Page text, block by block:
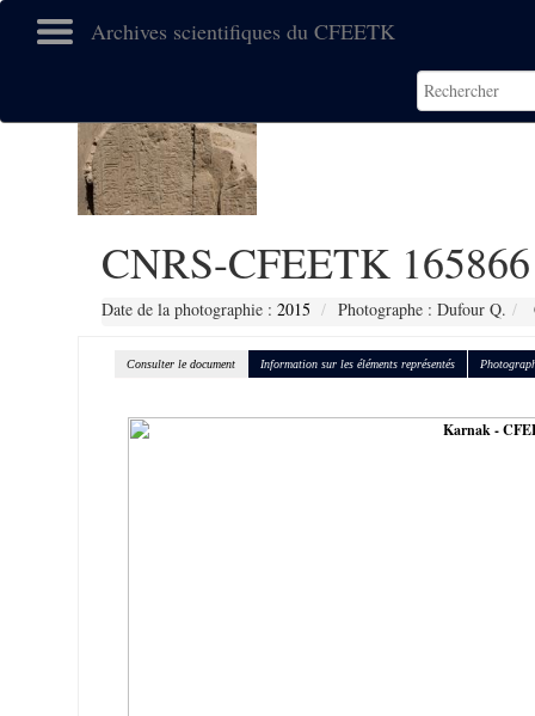
Archives scientifiques du CFEETK
CNRS-CFEETK 165866
Date de la photographie : 2015 Photographe : Dufour Q.
Consulter le document Information sur les éléments représentés